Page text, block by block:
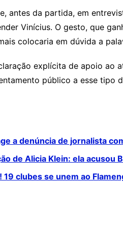
antes da partida, em
Vinícius. O gesto, que
colocaria em dúvida a
explícita de apoio ao
público a esse tipo
a denúncia de jornalista
de Alicia Klein: ela acusou
19 clubes se unem ao